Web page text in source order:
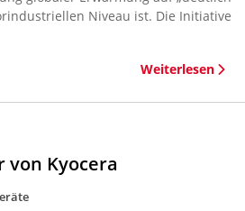
Niveau ist. Die Initiative
Weiterlesen
von Kyocera